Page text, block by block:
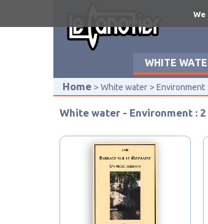
WHITE
Home White water Environment
White water - Environment :